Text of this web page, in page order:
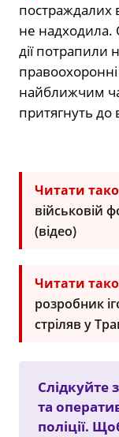
постраждалих
не надходила.
дії потрапили
найближчим
притягнуть до
Читати
військовій
(відео)
Читати
розробник
стріляв у
Слідкуйте
та
поліції.